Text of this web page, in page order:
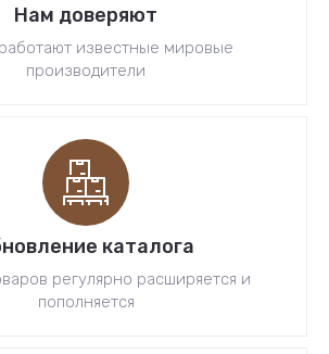
Нам доверяют
известные мировые
производители
каталога
регулярно расширяется и
пополняется